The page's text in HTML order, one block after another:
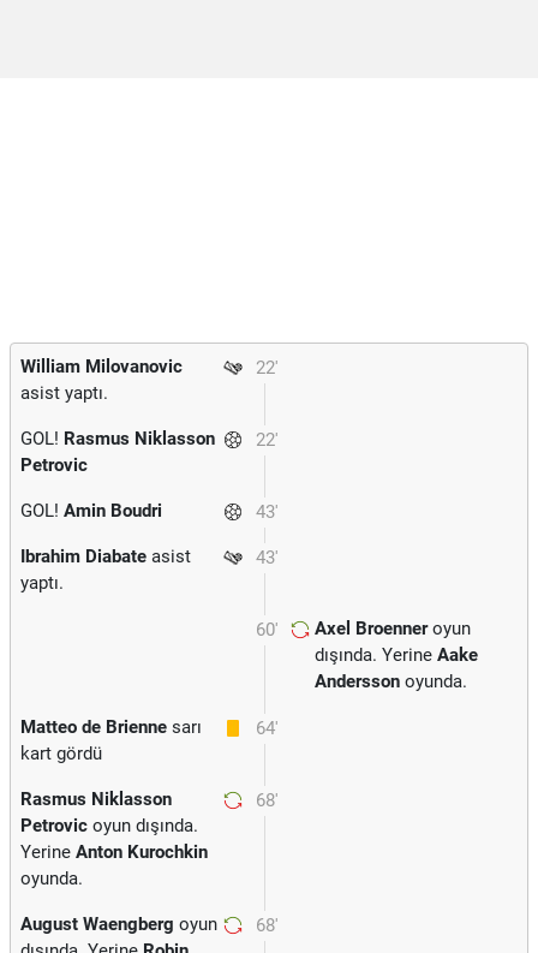
22'
William Milovanovic
asist yaptı.
22'
GOL! Rasmus Niklasson
Petrovic
43'
GOL! Amin Boudri
43'
Ibrahim Diabate asist
yaptı.
60' Axel Broenneroyun
dışında. Yerine Aake
Andersson oyunda.
64'
Matteo de Brienne sarı
kart gördü
68'
Rasmus Niklasson
Petrovic oyun dışında.
Yerine Anton Kurochkin
oyunda.
68'
August Waengberg oyun